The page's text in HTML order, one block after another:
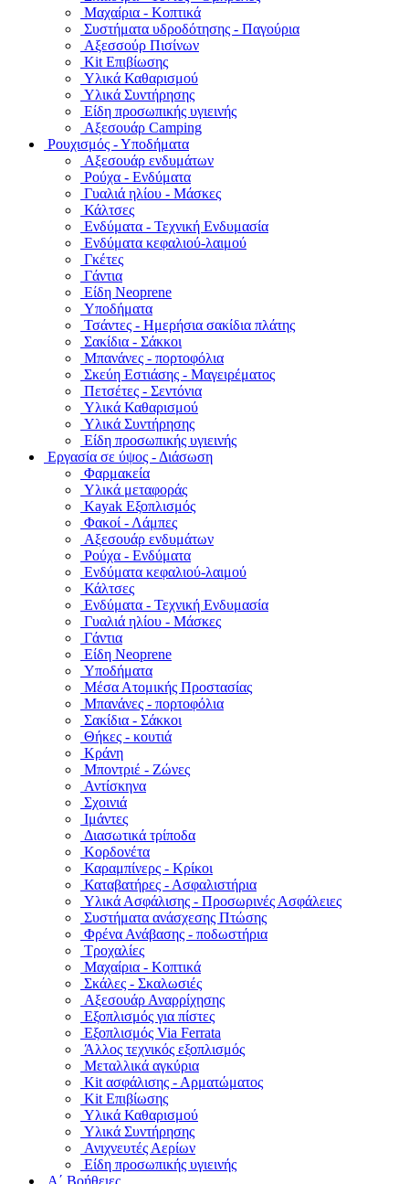
Μαχαίρια - Κοπτικά
Συστήματα υδροδότησης - Παγούρια
Αξεσσούρ Πισίνων
Kit Επιβίωσης
Υλικά Καθαρισμού
Υλικά Συντήρησης
Είδη προσωπικής υγιεινής
Αξεσουάρ Camping
Ρουχισμός - Υποδήματα
Αξεσουάρ ενδυμάτων
Ρούχα - Ενδύματα
Γυαλιά ηλίου - Μάσκες
Κάλτσες
Ενδύματα - Τεχνική Ενδυμασία
Ενδύματα κεφαλιού-λαιμού
Γκέτες
Γάντια
Είδη Neoprene
Υποδήματα
Τσάντες - Ημερήσια σακίδια πλάτης
Σακίδια - Σάκκοι
Μπανάνες - πορτοφόλια
Σκεύη Εστιάσης - Μαγειρέματος
Πετσέτες - Σεντόνια
Υλικά Καθαρισμού
Υλικά Συντήρησης
Είδη προσωπικής υγιεινής
Εργασία σε ύψος - Διάσωση
Φαρμακεία
Υλικά μεταφοράς
Kayak Εξοπλισμός
Φακοί - Λάμπες
Αξεσουάρ ενδυμάτων
Ρούχα - Ενδύματα
Ενδύματα κεφαλιού-λαιμού
Κάλτσες
Ενδύματα - Τεχνική Ενδυμασία
Γυαλιά ηλίου - Μάσκες
Γάντια
Είδη Neoprene
Υποδήματα
Μέσα Ατομικής Προστασίας
Μπανάνες - πορτοφόλια
Σακίδια - Σάκκοι
Θήκες - κουτιά
Κράνη
Μποντριέ - Ζώνες
Αντίσκηνα
Σχοινιά
Ιμάντες
Διασωτικά τρίποδα
Κορδονέτα
Καραμπίνερς - Κρίκοι
Καταβατήρες - Ασφαλιστήρια
Υλικά Ασφάλισης - Προσωρινές Ασφάλειες
Συστήματα ανάσχεσης Πτώσης
Φρένα Ανάβασης - ποδωστήρια
Τροχαλίες
Μαχαίρια - Κοπτικά
Σκάλες - Σκαλωσιές
Αξεσουάρ Αναρρίχησης
Εξοπλισμός για πίστες
Εξοπλισμός Via Ferrata
Άλλος τεχνικός εξοπλισμός
Μεταλλικά αγκύρια
Kit ασφάλισης - Αρματώματος
Kit Επιβίωσης
Υλικά Καθαρισμού
Υλικά Συντήρησης
Ανιχνευτές Αερίων
Είδη προσωπικής υγιεινής
Α΄ Βοήθειες